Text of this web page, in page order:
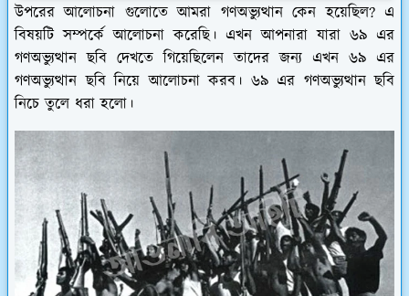
উপরের আলোচনা গুলোতে আমরা গণঅভ্যুত্থান কেন হয়েছিল? এ
বিষয়টি সম্পর্কে আলোচনা করেছি। এখন আপনারা যারা ৬৯ এর
গণঅভ্যুত্থান ছবি দেখতে গিয়েছিলেন তাদের জন্য এখন ৬৯ এর
গণঅভ্যুত্থান ছবি নিয়ে আলোচনা করব। ৬৯ এর গণঅভ্যুত্থান ছবি
নিচে তুলে ধরা হলো।